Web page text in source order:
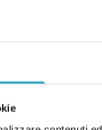
più di
dalla
quali